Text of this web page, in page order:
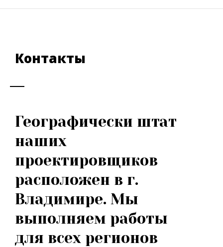
Контакты
Географически штат
наших
проектировщиков
расположен в г.
Владимире. Мы
выполняем работы
для всех регионов